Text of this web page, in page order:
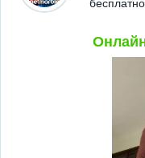
бесплатно